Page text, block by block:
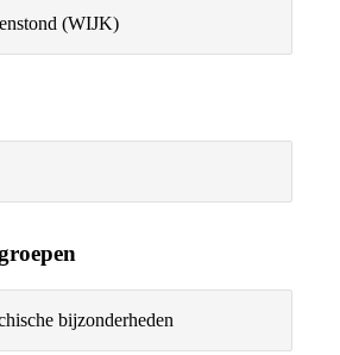
(WIJK)
bijzonderheden